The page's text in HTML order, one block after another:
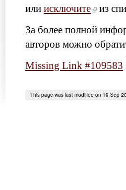
или исключите
из
За более полной
авторов можно
Missing Link #109583
This page was last modified on 19 Sep